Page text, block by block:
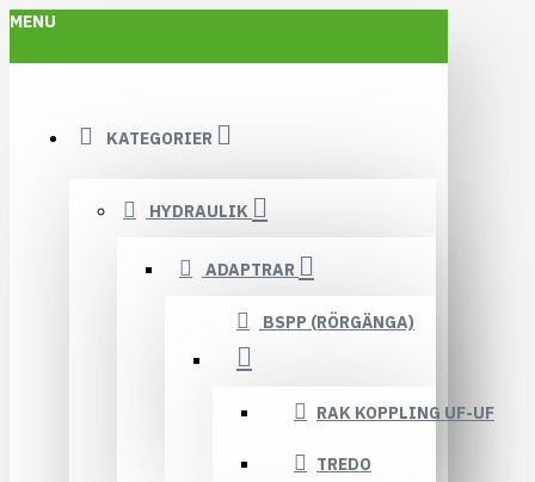
MENU
KATEGORIER
HYDRAULIK
ADAPTRAR
BSPP (RÖRGÄNGA)
RAK KOPPLING UF-UF
TREDO